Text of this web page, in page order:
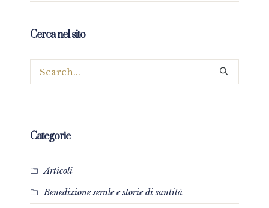
Cerca nel sito
Categorie
Articoli
Benedizione serale e storie di santità